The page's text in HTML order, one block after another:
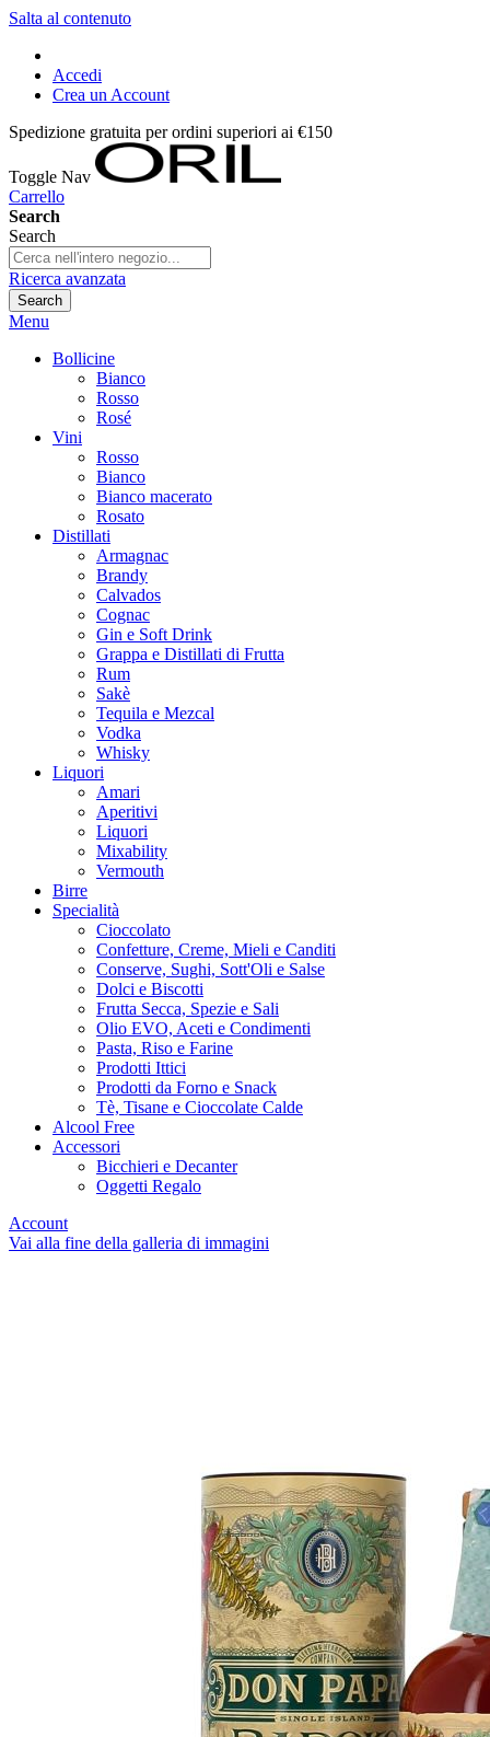
Salta al contenuto
Accedi
Crea un Account
Spedizione gratuita per ordini superiori ai €150
Toggle Nav
Carrello
Search
Search
Ricerca avanzata
Search
Menu
Bollicine
Bianco
Rosso
Rosé
Vini
Rosso
Bianco
Bianco macerato
Rosato
Distillati
Armagnac
Brandy
Calvados
Cognac
Gin e Soft Drink
Grappa e Distillati di Frutta
Rum
Sakè
Tequila e Mezcal
Vodka
Whisky
Liquori
Amari
Aperitivi
Liquori
Mixability
Vermouth
Birre
Specialità
Cioccolato
Confetture, Creme, Mieli e Canditi
Conserve, Sughi, Sott'Oli e Salse
Dolci e Biscotti
Frutta Secca, Spezie e Sali
Olio EVO, Aceti e Condimenti
Pasta, Riso e Farine
Prodotti Ittici
Prodotti da Forno e Snack
Tè, Tisane e Cioccolate Calde
Alcool Free
Accessori
Bicchieri e Decanter
Oggetti Regalo
Account
Vai alla fine della galleria di immagini